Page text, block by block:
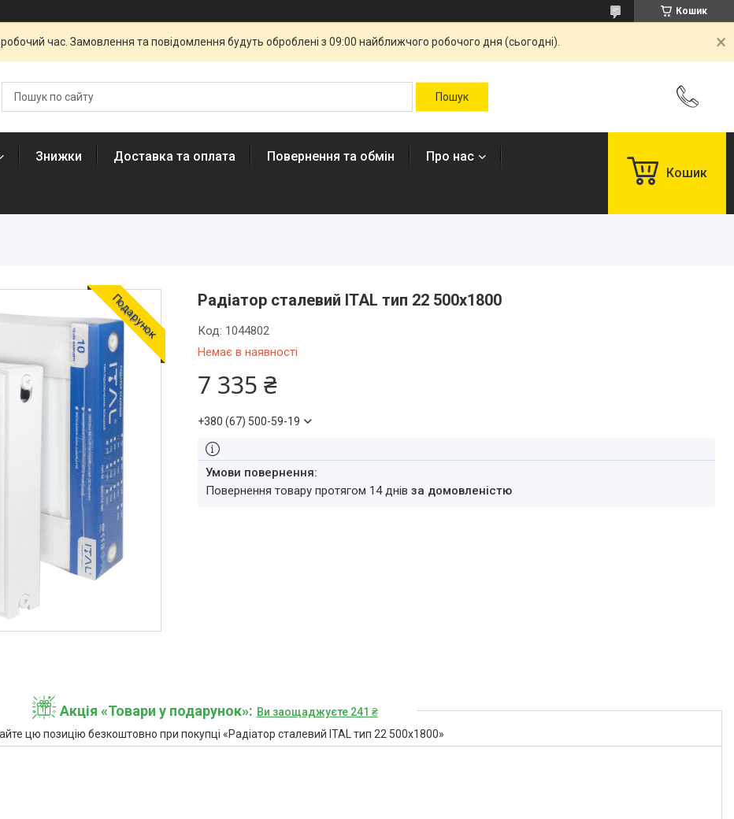
Кошик
час. Замовлення та повідомлення будуть оброблені з 09:00 найближчого робочого дня (сьогодні).
Знижки Доставка та оплата Повернення та обмін Про нас
Кошик
Подарунок Радіатор сталевий ITAL тип 22 500x1800
Немає в наявності
Код: 1044802
7 335 ₴
+380 (67) 500-59-19
повернення товару протягом 14 днів за домовленістю
Акція «Товари у подарунок»
Ви заощаджуєте 241 ₴
цю позицію безкоштовно при покупці «Радіатор сталевий ITAL тип 22 500x1800»